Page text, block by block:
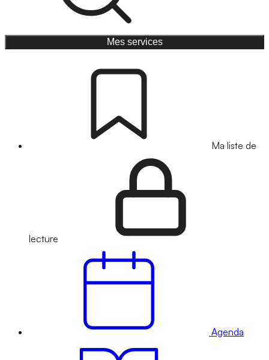
Mes services
Ma liste de
lecture
Agenda